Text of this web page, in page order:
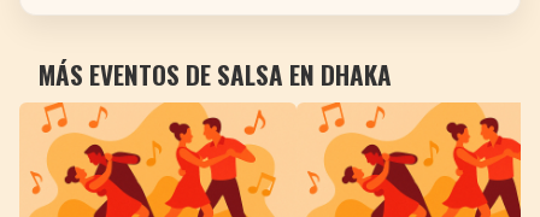
MÁS EVENTOS DE SALSA EN DHAKA